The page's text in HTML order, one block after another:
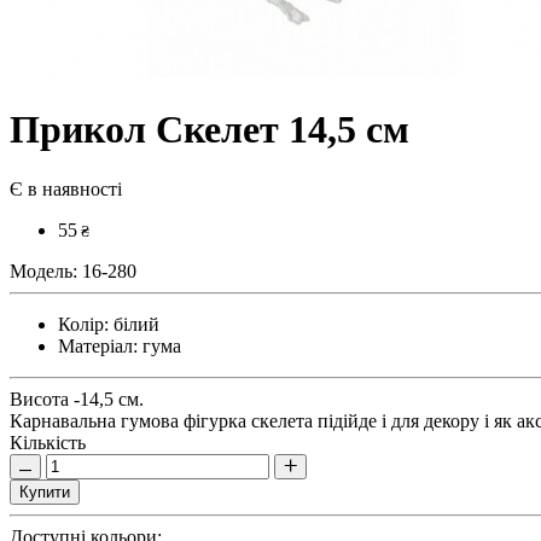
Прикол Скелет 14,5 см
Є в наявності
55 ₴
Модель: 16-280
Колір: білий
Матеріал: гума
Висота -14,5 см.
Карнавальна гумова фігурка скелета підійде і для декору і як
Кількість
Купити
Доступні кольори: